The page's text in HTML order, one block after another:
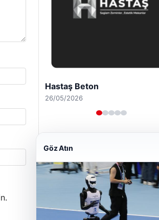
Enes Kaplan Avukatlık Bürosu
28/04/2026
Göz Atın